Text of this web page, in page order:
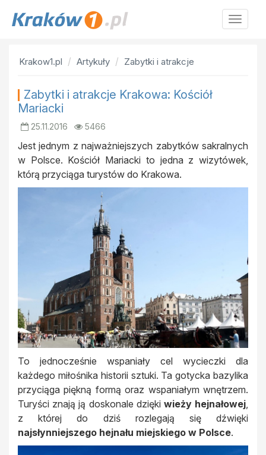
Krakow1.pl Artykuły Zabytki i atrakcje
Zabytki i atrakcje Krakowa: Kościół
Mariacki
25.11.2016 5466
Jest jednym z najważniejszych zabytków sakralnych
w Polsce. Kościół Mariacki to jedna z wizytówek,
którą przyciąga turystów do Krakowa.
To jednocześnie wspaniały cel wycieczki dla
każdego miłośnika historii sztuki. Ta gotycka bazylika
przyciąga piękną formą oraz wspaniałym wnętrzem.
Turyści znają ją doskonale dzięki wieży hejnałowej,
z której do dziś rozlegają się dźwięki
najsłynniejszego hejnału miejskiego w Polsce.